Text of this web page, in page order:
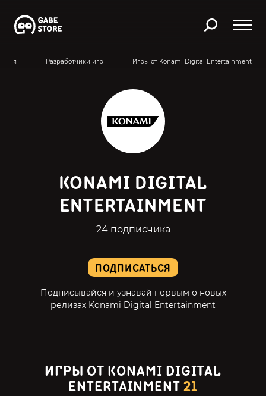
Разработчики игр Игры от Konami Digital Entertainment
ПОДПИСАТЬСЯ
Подписывайся и узнавай первым о новых
релизах Konami Digital Entertainment
KONAMI DIGITAL
ENTERTAINMENT
24 подписчика
ИГРЫ ОТ KONAMI DIGITAL
ENTERTAINMENT21